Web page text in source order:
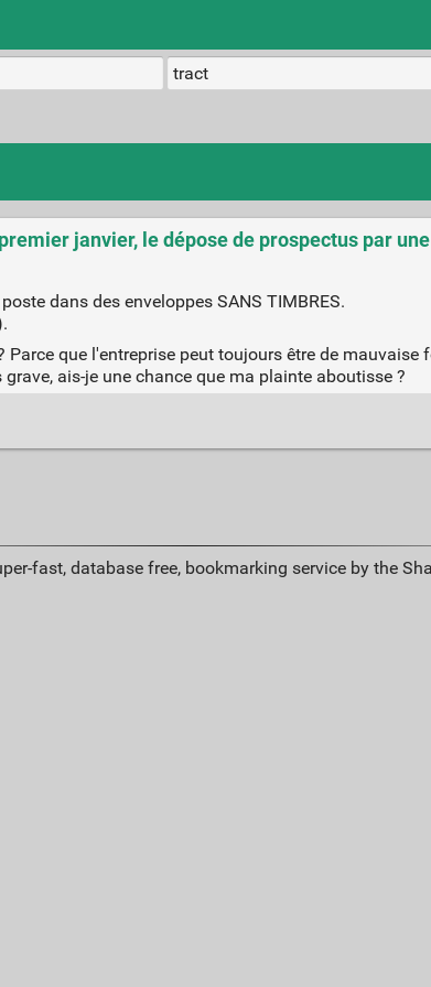
janvier, le dépose de prospectus par
dans des enveloppes SANS TIMBRES.
que l'entreprise peut toujours être de mauvaise
ais-je une chance que ma plainte aboutisse ?
fast, database free, bookmarking service by the